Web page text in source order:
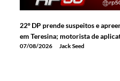
22º DP prende suspeitos e
em Teresina; motorista de
07/08/2026 Jack Seed